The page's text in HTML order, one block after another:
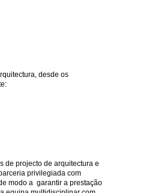
desde os
de projecto de arquitectura e
privilegiada com
modo a garantir a prestação